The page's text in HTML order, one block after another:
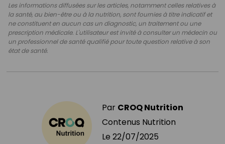
Les informations diffusées sur les articles, notamment celles relatives à
la santé, au bien-être ou à la nutrition, sont fournies à titre indicatif et
ne constituent en aucun cas un diagnostic, un traitement ou une
prescription médicale. L'utilisateur est invité à consulter un médecin ou
un professionnel de santé qualifié pour toute question relative à son
état de santé.
Par CROQ Nutrition
Contenus Nutrition
Le 22/07/2025